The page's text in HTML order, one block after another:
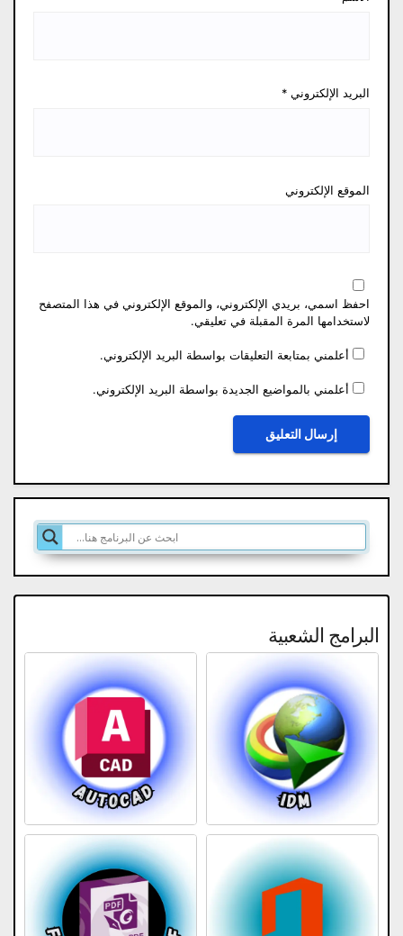
البريد الإلكتروني *
الموقع الإلكتروني
احفظ اسمي، بريدي الإلكتروني، والموقع الإلكتروني في هذا المتصفح
لاستخدامها المرة المقبلة في تعليقي.
أعلمني بمتابعة التعليقات بواسطة البريد الإلكتروني.
أعلمني بالمواضيع الجديدة بواسطة البريد الإلكتروني.
البرامج الشعبية